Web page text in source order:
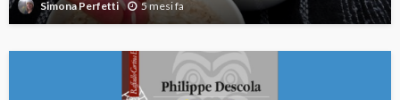
Simona Perfetti 5 mesi fa